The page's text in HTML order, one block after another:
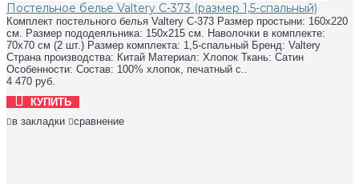
Постельное белье Valtery C-373 (размер 1,5-спальный)
Комплект постельного белья Valtery C-373 Размер простыни: 160х220
см. Размер пододеяльника: 150х215 см. Наволочки в комплекте:
70х70 см (2 шт.) Размер комплекта: 1,5-спальный Бренд: Valtery
Страна производства: Китай Материал: Хлопок Ткань: Сатин
Особенности: Состав: 100% хлопок, печатный с..
4 470 руб.
КУПИТЬ
в закладки
сравнение